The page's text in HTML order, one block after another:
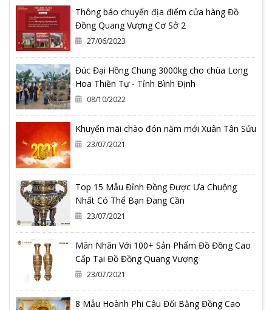
Thông báo chuyển địa điểm cửa hàng Đồ
Đồng Quang Vượng Cơ Sở 2
27/06/2023
Đúc Đại Hồng Chung 3000kg cho chùa Long
Hoa Thiền Tự - Tỉnh Bình Định
08/10/2022
Khuyến mãi chào đón năm mới Xuân Tân Sửu
23/07/2021
Top 15 Mẫu Đỉnh Đồng Được Ưa Chuộng
Nhất Có Thể Bạn Đang Cần
23/07/2021
Mãn Nhãn Với 100+ Sản Phẩm Đồ Đồng Cao
Cấp Tại Đồ Đồng Quang Vượng
23/07/2021
8 Mẫu Hoành Phi Câu Đối Bằng Đồng Cao